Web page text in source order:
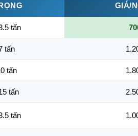
GIÁ/
tấn
tấn
tấn
tấn
tấn